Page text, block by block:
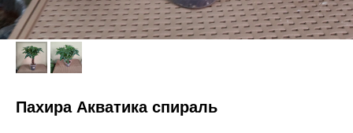
Пахира Акватика спираль